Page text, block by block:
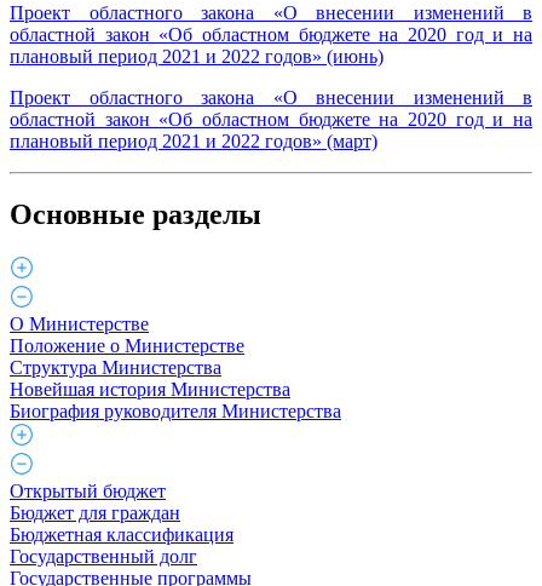
Проект областного закона «О внесении изменений в
областной закон «Об областном бюджете на 2020 год и на
плановый период 2021 и 2022 годов» (июнь)
Проект областного закона «О внесении изменений в
областной закон «Об областном бюджете на 2020 год и на
плановый период 2021 и 2022 годов» (март)
Основные разделы
О Министерстве
Положение о Министерстве
Структура Министерства
Новейшая история Министерства
Биография руководителя Министерства
Открытый бюджет
Бюджет для граждан
Бюджетная классификация
Государственный долг
Государственные программы